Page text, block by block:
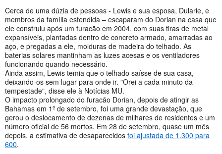
Cerca de uma dúzia de pessoas - Lewis e sua esposa, Dularie, e
membros da família estendida – escaparam do Dorian na casa que
ele construiu após um furacão em 2004, com suas tiras de metal
expansíveis, plantadas dentro de concreto armado, amarradas ao
aço, e pregadas a ele, molduras de madeira do telhado. As
baterias solares mantinham as luzes acesas e os ventiladores
funcionando quando necessário.
Ainda assim, Lewis temia que o telhado saísse de sua casa,
deixando-os sem lugar para onde ir. "Orei a cada minuto da
tempestade", disse ele à Notícias MU.
O impacto prolongado do furacão Dorian, depois de atingir as
Bahamas em 1º de setembro, foi uma grande devastação, que
gerou o deslocamento de dezenas de milhares de residentes e um
número oficial de 56 mortos. Em 28 de setembro, quase um mês
depois, a estimativa de desaparecidos foi ajustada de 1.300 para
600.